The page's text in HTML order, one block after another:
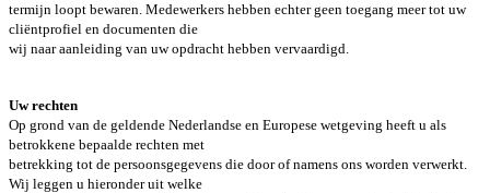
termijn loopt bewaren. Medewerkers hebben echter geen toegang meer tot uw
cliëntprofiel en documenten die
wij naar aanleiding van uw opdracht hebben vervaardigd.
Uw rechten
Op grond van de geldende Nederlandse en Europese wetgeving heeft u als
betrokkene bepaalde rechten met
betrekking tot de persoonsgegevens die door of namens ons worden verwerkt.
Wij leggen u hieronder uit welke